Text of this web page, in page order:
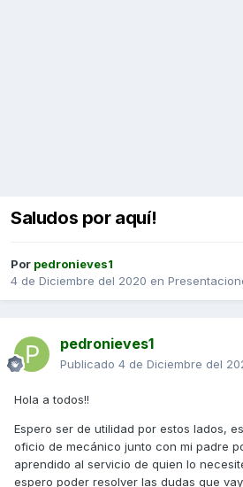
Saludos por aquí!
Por pedronieves1
4 de Diciembre del 2020 en
pedronieves1
Publicado 4 de Diciembre del
Hola a todos!!
Espero ser de utilidad por estos lados,
oficio de mecánico junto con mi padre
aprendido al servicio de quien lo
espero poder resolver las dudas que